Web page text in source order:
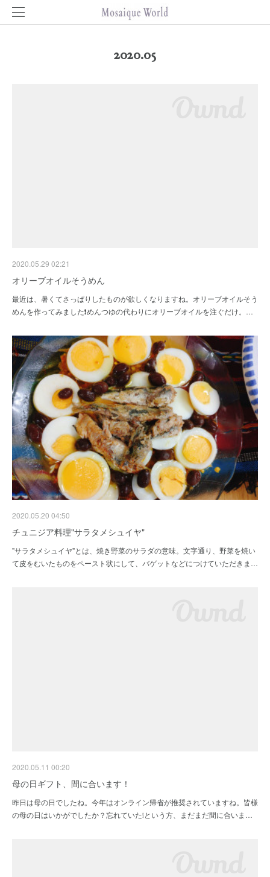
2020.05
2020.05.29 02:21
オリーブオイルそうめん
最近は、暑くてさっぱりしたものが欲しくなりますね。オリーブオイルそう
めんを作ってみました❗めんつゆの代わりにオリーブオイルを注ぐだけ。…
2020.05.20 04:50
チュニジア料理"サラタメシュイヤ"
"サラタメシュイヤ"とは、焼き野菜のサラダの意味。文字通り、野菜を焼い
て皮をむいたものをペースト状にして、バゲットなどにつけていただきま…
2020.05.11 00:20
母の日ギフト、間に合います！
昨日は母の日でしたね。今年はオンライン帰省が推奨されていますね。皆様
の母の日はいかがでしたか？忘れていた❕という方、まだまだ間に合いま…